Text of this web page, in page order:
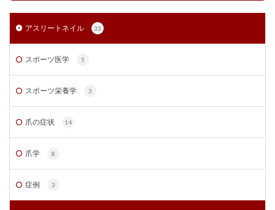
アスリートネイル 33
スポーツ医学 5
スポーツ栄養学 3
爪の症状 14
爪学 8
症例 3